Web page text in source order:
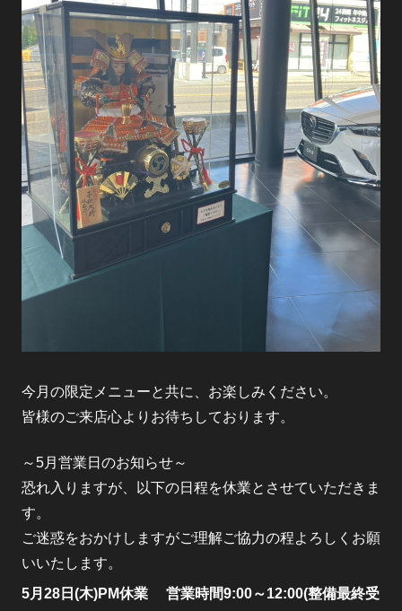
今月の限定メニューと共に、お楽しみください。
皆様のご来店心よりお待ちしております。
～5月営業日のお知らせ～
恐れ入りますが、以下の日程を休業とさせていただきま
す。
ご迷惑をおかけしますがご理解ご協力の程よろしくお願
いいたします。
5月28日(木)PM休業
営業時間9:00～12:00(整備最終受